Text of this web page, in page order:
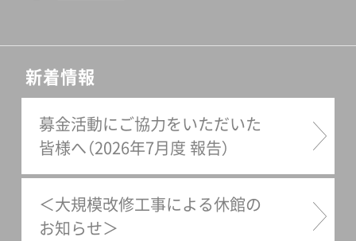
新着情報
募金活動にご協力をいただいた
皆様へ（2026年7月度 報告）
＜大規模改修工事による休館の
お知らせ＞